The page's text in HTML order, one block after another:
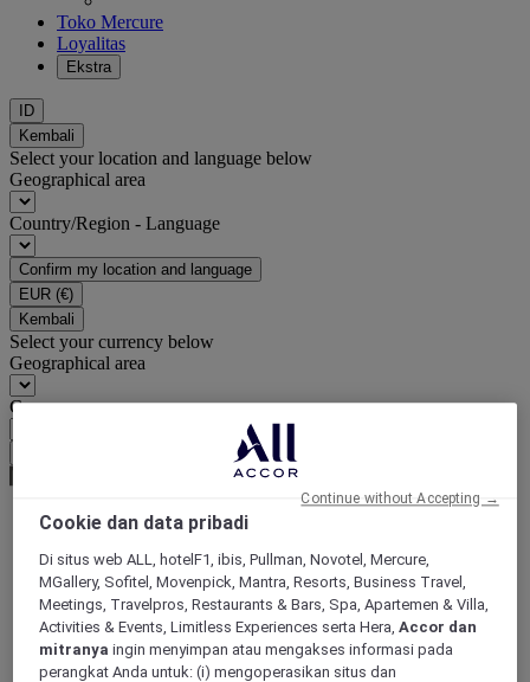
Toko Mercure
Loyalitas
Ekstra
ID
Kembali
Select your location and language below
Geographical area
Country/Region - Language
Confirm my location and language
EUR (€)
Kembali
Select your currency below
Geographical area
Currency
Europe
France
Provence-Alps-Riviera
Alpes Maritimes
Mougins
Cookie dan data pribadi
Di situs web ALL, hotelF1, ibis, Pullman, Novotel, Mercure,
MGallery, Sofitel, Movenpick, Mantra, Resorts, Business Travel,
Meetings, Travelpros, Restaurants & Bars, Spa, Apartemen & Villa,
Activities & Events, Limitless Experiences serta Hera,Accor dan
mitranya ingin menyimpan atau mengakses informasi pada
perangkat Anda untuk: (i) mengoperasikan situs dan
Continue without Accepting →